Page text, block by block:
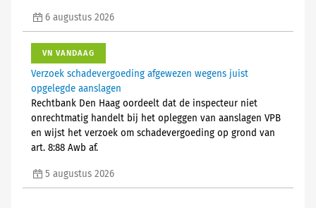
6 augustus 2026
VN VANDAAG
Verzoek schadevergoeding afgewezen wegens juist
opgelegde aanslagen
Rechtbank Den Haag oordeelt dat de inspecteur niet
onrechtmatig handelt bij het opleggen van aanslagen VPB
en wijst het verzoek om schadevergoeding op grond van
art. 8:88 Awb af.
5 augustus 2026